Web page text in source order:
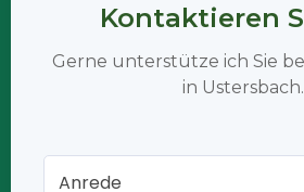
Kontaktieren
Gerne unterstütze ich Sie
in Ustersbach.